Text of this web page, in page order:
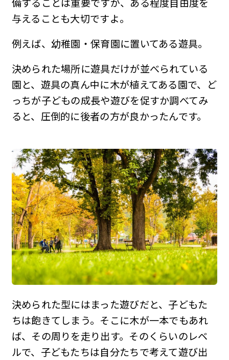
与えることも大切ですよ。
例えば、幼稚園・保育園に置いてある遊具。
決められた場所に遊具だけが並べられている
園と、遊具の真ん中に木が植えてある園で、ど
っちが子どもの成長や遊びを促すか調べてみ
ると、圧倒的に後者の方が良かったんです。
決められた型にはまった遊びだと、子どもた
ちは飽きてしまう。そこに木が一本でもあれ
ば、その周りを走り出す。そのくらいのレベ
ルで、子どもたちは自分たちで考えて遊び出